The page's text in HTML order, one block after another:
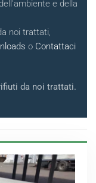
e della
noi trattati,
o Contattaci
da noi trattati.